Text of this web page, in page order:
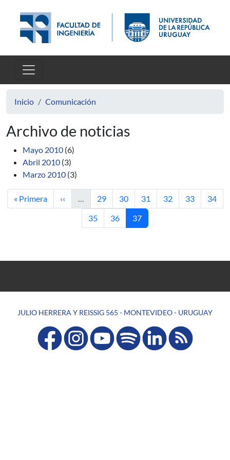
Inicio Comunicación
Archivo de noticias
Mayo 2010 (6)
Abril 2010 (3)
Marzo 2010 (3)
Primera página
« Primera Página anterior
‹‹ … Página
29 Página
30 Página
31 Página
32 Página
33
34
Página
35 Página
36 Página actual
37
JULIO HERRERA Y REISSIG 565 - MONTEVIDEO - URUGUAY